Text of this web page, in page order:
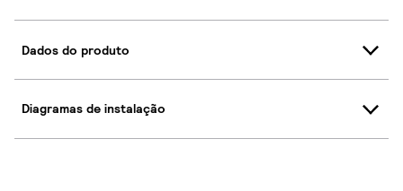
Dados do produto
Diagramas de instalação